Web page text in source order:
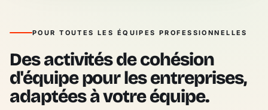
POUR TOUTES LES ÉQUIPES PROFESSIONNELLES
Des activités de cohésion
d'équipe pour les entreprises,
adaptées à votre équipe.